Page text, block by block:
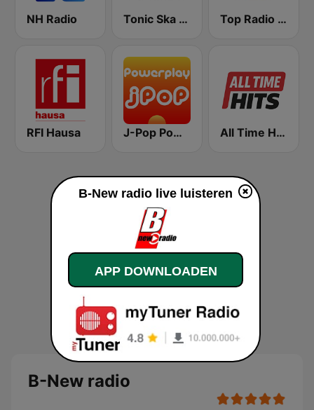
NH Radio Tonic Ska Radio Top Radio | España
RFI Hausa J-Pop Powerplay All Time Hits - Non-stop muziek
B-New radio
B-New radio live luisteren
APP DOWNLOADEN